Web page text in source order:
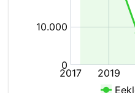
inhoudelijke